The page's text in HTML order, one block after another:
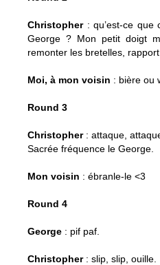
Christopher: qu’est-ce que
George ? Mon petit doigt
remonter les bretelles,
Moi, à mon voisin : bière ou
Round 3
Christopher: attaque,
Sacrée fréquence le George.
Mon voisin : ébranle-le <3
Round 4
George : pif paf.
Christopher: slip, slip, ouille.